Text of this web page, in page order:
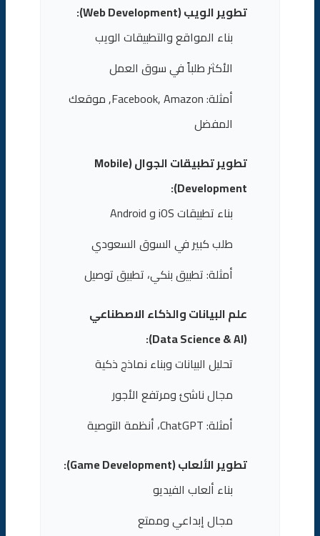
تطوير الويب (Web Development):
بناء المواقع والتطبيقات الويب
الأكثر طلباً في سوق العمل
أمثلة: Facebook, Amazon, موقعك
المفضل
تطوير تطبيقات الجوال (Mobile
Development):
بناء تطبيقات iOS و Android
طلب كبير في السوق السعودي
أمثلة: تطبيق بنكي، تطبيق توصيل
علم البيانات والذكاء الاصطناعي
(Data Science & AI):
تحليل البيانات وبناء نماذج ذكية
مجال ناشئ ومرتفع الأجور
أمثلة: ChatGPT، أنظمة التوصية
تطوير الألعاب (Game Development):
بناء ألعاب الفيديو
مجال إبداعي وممتع